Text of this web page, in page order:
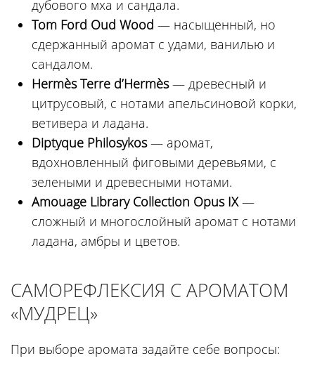
дубового мха и сандала.
Tom Ford Oud Wood — насыщенный, но
сдержанный аромат с удами, ванилью и
сандалом.
Hermès Terre d’Hermès— древесный и
цитрусовый, с нотами апельсиновой корки,
ветивера и ладана.
Diptyque Philosykos— аромат,
вдохновленный фиговыми деревьями, с
зелеными и древесными нотами.
Amouage Library Collection Opus IX—
сложный и многослойный аромат с нотами
ладана, амбры и цветов.
САМОРЕФЛЕКСИЯ С АРОМАТОМ
«МУДРЕЦ»
При выборе аромата задайте себе вопросы: